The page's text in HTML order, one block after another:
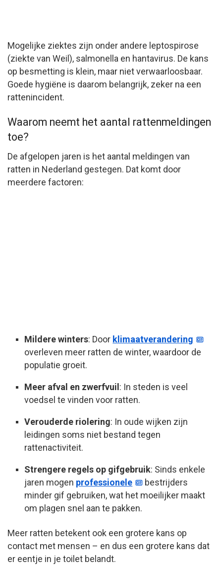
Mogelijke ziektes zijn onder andere leptospirose
(ziekte van Weil), salmonella en hantavirus. De kans
op besmetting is klein, maar niet verwaarloosbaar.
Goede hygiëne is daarom belangrijk, zeker na een
rattenincident.
Waarom neemt het aantal rattenmeldingen
toe?
De afgelopen jaren is het aantal meldingen van
ratten in Nederland gestegen. Dat komt door
meerdere factoren:
Mildere winters: Door klimaatverandering
overleven meer ratten de winter, waardoor de
populatie groeit.
Meer afval en zwerfvuil: In steden is veel
voedsel te vinden voor ratten.
Verouderde riolering: In oude wijken zijn
leidingen soms niet bestand tegen
rattenactiviteit.
Strengere regels op gifgebruik: Sinds enkele
jaren mogen professionele
bestrijders
minder gif gebruiken, wat het moeilijker maakt
om plagen snel aan te pakken.
Meer ratten betekent ook een grotere kans op
contact met mensen – en dus een grotere kans dat
er eentje in je toilet belandt.